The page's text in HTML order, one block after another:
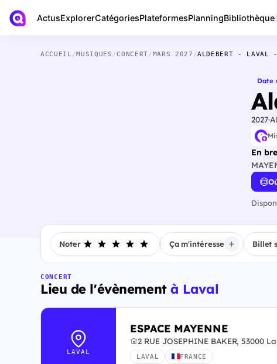
ActusExplorerCatégoriesPlateformesPlanningBibliothèque
ACCUEIL /MUSIQUES /CONCERT/MARS 2027 /ALDEBERT - LAVAL
Date
2027
En
Noter Ça m'intéresse Billet
CONCERT
Lieu de l'évènementà Laval
LAVAL
ESPACE MAYENNE
2 RUE JOSEPHINE BAKER, 53000
LAVAL FRANCE